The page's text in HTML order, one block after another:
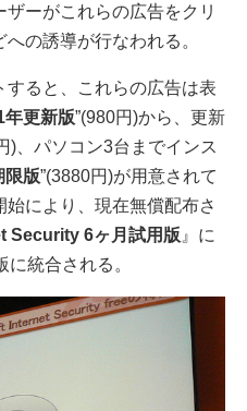
ーがこれらの広告をクリ
の誘導が行なわれる。
ると、これらの広告は表
年更新版”(980円)から、更新
)、パソコン3台までインス
限版”(3880円)が用意されて
により、現在無償配布さ
Security 6ヶ月試用版 』に
統合される。